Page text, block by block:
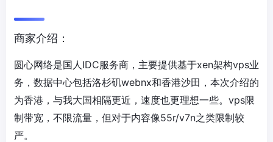
商家介绍：
圆心网络是国人IDC服务商，主要提供基于xen架构vps业
务，数据中心包括洛杉矶webnx和香港沙田，本次介绍的
为香港，与我大国相隔更近，速度也更理想一些。vps限
制带宽，不限流量，但对于内容像55r/v7n之类限制较
严。